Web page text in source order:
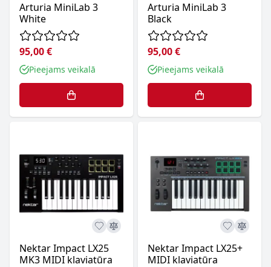
Arturia MiniLab 3
White
95,00 €
Pieejams veikalā
Arturia MiniLab 3
Black
95,00 €
Pieejams veikalā
Nektar Impact LX25
MK3 MIDI klaviatūra
Nektar Impact LX25+
MIDI klaviatūra